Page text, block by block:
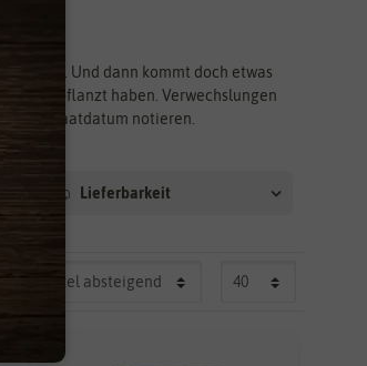
sicher… Und dann kommt doch etwas
und gepflanzt haben. Verwechslungen
Aussaatdatum notieren.
Lieferbarkeit